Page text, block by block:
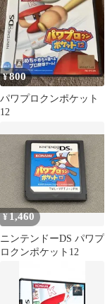
¥800
パワプロクンポケット
12
¥1,460
ニンテンドーDS パワプ
ロクンポケット12